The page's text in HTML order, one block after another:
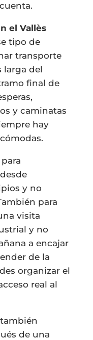
el Vallès
tipo de
transporte
larga del
final de
y caminatas
hay
y no
para
visita
y no
a encajar
de la
organizar el
real al
de una